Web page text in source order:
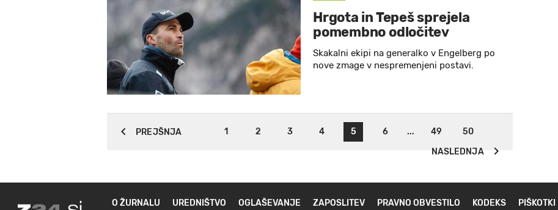
Hrgota in Tepeš sprejela
pomembno odločitev
Skakalni ekipi na generalko v Engelberg po
nove zmage v nespremenjeni postavi.
PREJŠNJA 1 2 3 4 5 6 ... 49
50
NASLEDNJA
O ŽURNALU UREDNIŠTVO OGLAŠEVANJE ZAPOSLITEV PRAVNO OBVESTILO KODEKS PIŠKOTKI